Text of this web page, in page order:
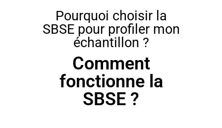
Pourquoi choisir la
SBSE pour profiler mon
échantillon ?
Comment
fonctionne la
SBSE ?